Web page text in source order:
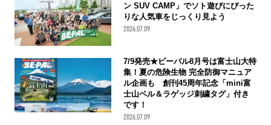
ン SUV CAMP」でソト遊びにぴった
りな人気車をじっくり見よう
2026.07.09
7/9発売★ビーパル8月号は富士山大特
集！夏の危険生物 完全防御マニュア
ル企画も 創刊45周年記念「mini富
士山ベル＆ラゲッジ刺繍タグ」付き
です！
2026.07.09